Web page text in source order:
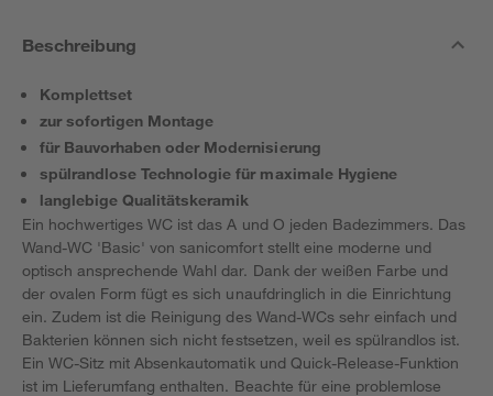
Beschreibung
Komplettset
zur sofortigen Montage
für Bauvorhaben oder Modernisierung
spülrandlose Technologie für maximale Hygiene
langlebige Qualitätskeramik
Ein hochwertiges WC ist das A und O jeden Badezimmers. Das
Wand-WC 'Basic' von sanicomfort stellt eine moderne und
optisch ansprechende Wahl dar. Dank der weißen Farbe und
der ovalen Form fügt es sich unaufdringlich in die Einrichtung
ein. Zudem ist die Reinigung des Wand-WCs sehr einfach und
Bakterien können sich nicht festsetzen, weil es spülrandlos ist.
Ein WC-Sitz mit Absenkautomatik und Quick-Release-Funktion
ist im Lieferumfang enthalten. Beachte für eine problemlose